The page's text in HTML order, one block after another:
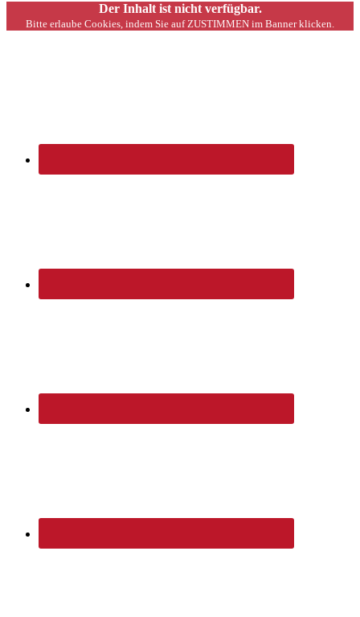
Der Inhalt ist nicht verfügbar.
Bitte erlaube Cookies, indem Sie auf ZUSTIMMEN im Banner klicken.